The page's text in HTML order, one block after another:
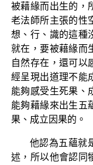
被藉緣而出生的，
老法師所主張的性
想、行、識的這種
就在，要被藉緣而
自然存在，還可以
經呈現出道理不能
能夠感受生死果、
能夠藉緣來出生五
果、成立因果的。
他認為五蘊就
述，所以他會認同